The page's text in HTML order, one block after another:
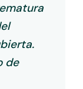
de